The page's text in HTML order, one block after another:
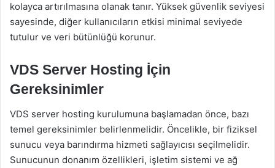
kolayca artırılmasına olanak tanır. Yüksek güvenlik seviyesi
sayesinde, diğer kullanıcıların etkisi minimal seviyede
tutulur ve veri bütünlüğü korunur.
VDS Server Hosting İçin
Gereksinimler
VDS server hosting kurulumuna başlamadan önce, bazı
temel gereksinimler belirlenmelidir. Öncelikle, bir fiziksel
sunucu veya barındırma hizmeti sağlayıcısı seçilmelidir.
Sunucunun donanım özellikleri, işletim sistemi ve ağ